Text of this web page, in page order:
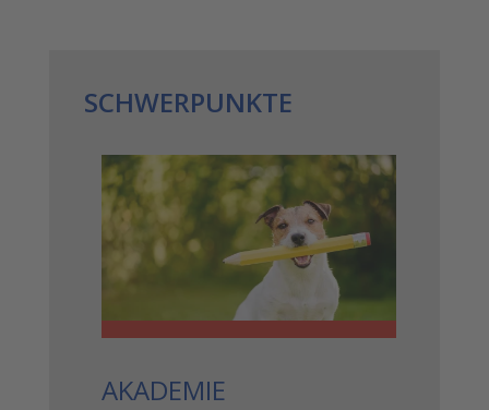
SCHWERPUNKTE
AKADEMIE